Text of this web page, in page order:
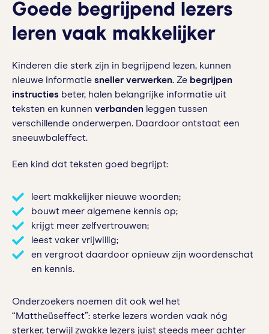
Goede begrijpend lezers
leren vaak makkelijker
Kinderen die sterk zijn in begrijpend lezen, kunnen
nieuwe informatie sneller verwerken. Ze begrijpen
instructies beter, halen belangrijke informatie uit
teksten en kunnen verbanden leggen tussen
verschillende onderwerpen. Daardoor ontstaat een
sneeuwbaleffect.
Een kind dat teksten goed begrijpt:
leert makkelijker nieuwe woorden;
bouwt meer algemene kennis op;
krijgt meer zelfvertrouwen;
leest vaker vrijwillig;
en vergroot daardoor opnieuw zijn woordenschat
en kennis.
Onderzoekers noemen dit ook wel het
“Mattheüseffect”: sterke lezers worden vaak nóg
sterker, terwijl zwakke lezers juist steeds meer achter